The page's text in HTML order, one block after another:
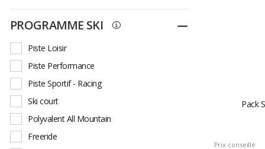
Kerma
Line
Look
Marker
Movement
Nordica
Rossignol
PROGRAMME SKI Replier
Piste Loisir
Piste Performance
Piste Sportif - Racing
Ski court
Polyvalent All Mountain
Freeride
Pack
Prix conseillé